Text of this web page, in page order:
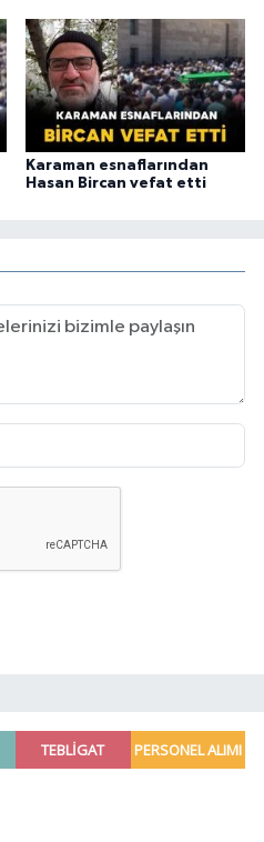
Karaman esnaflarından
Hasan Bircan vefat etti